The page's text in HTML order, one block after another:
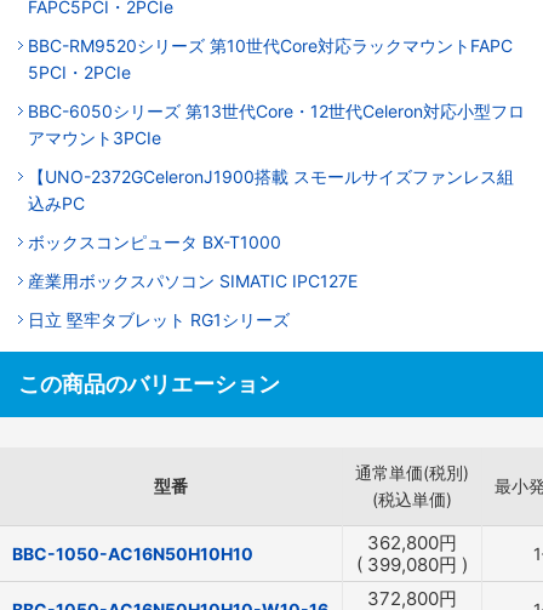
FAPC5PCI・2PCIe
BBC-RM9520シリーズ 第10世代Core対応ラックマウントFAPC
5PCI・2PCIe
BBC-6050シリーズ 第13世代Core・12世代Celeron対応小型フロ
アマウント3PCIe
【UNO-2372GCeleronJ1900搭載 スモールサイズファンレス組
込みPC
ボックスコンピュータ BX-T1000
産業用ボックスパソコン SIMATIC IPC127E
日立 堅牢タブレット RG1シリーズ
この商品のバリエーション
型番
通常単価(税別)
(税込単価)
最小
BBC-1050-AC16N50H10H10 362,800円
( 399,080円 )
372,800円